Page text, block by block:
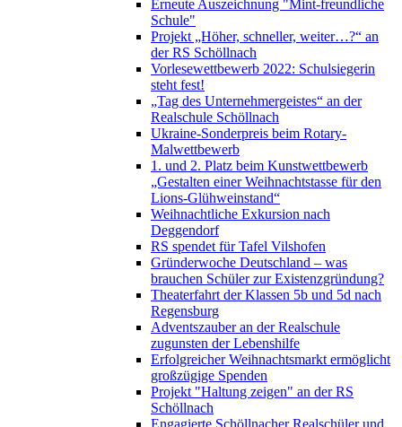
Erneute Auszeichnung "Mint-freundliche
Schule"
Projekt „Höher, schneller, weiter…?“ an
der RS Schöllnach
Vorlesewettbewerb 2022: Schulsiegerin
steht fest!
„Tag des Unternehmergeistes“ an der
Realschule Schöllnach
Ukraine-Sonderpreis beim Rotary-
Malwettbewerb
1. und 2. Platz beim Kunstwettbewerb
„Gestalten einer Weihnachtstasse für den
Lions-Glühweinstand“
Weihnachtliche Exkursion nach
Deggendorf
RS spendet für Tafel Vilshofen
Gründerwoche Deutschland – was
brauchen Schüler zur Existenzgründung?
Theaterfahrt der Klassen 5b und 5d nach
Regensburg
Adventszauber an der Realschule
zugunsten der Lebenshilfe
Erfolgreicher Weihnachtsmarkt ermöglicht
großzügige Spenden
Projekt "Haltung zeigen" an der RS
Schöllnach
Engagierte Schöllnacher Realschüler und